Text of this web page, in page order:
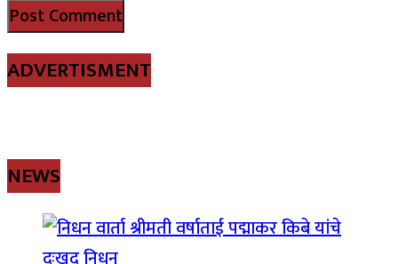
ADVERTISMENT
NEWS